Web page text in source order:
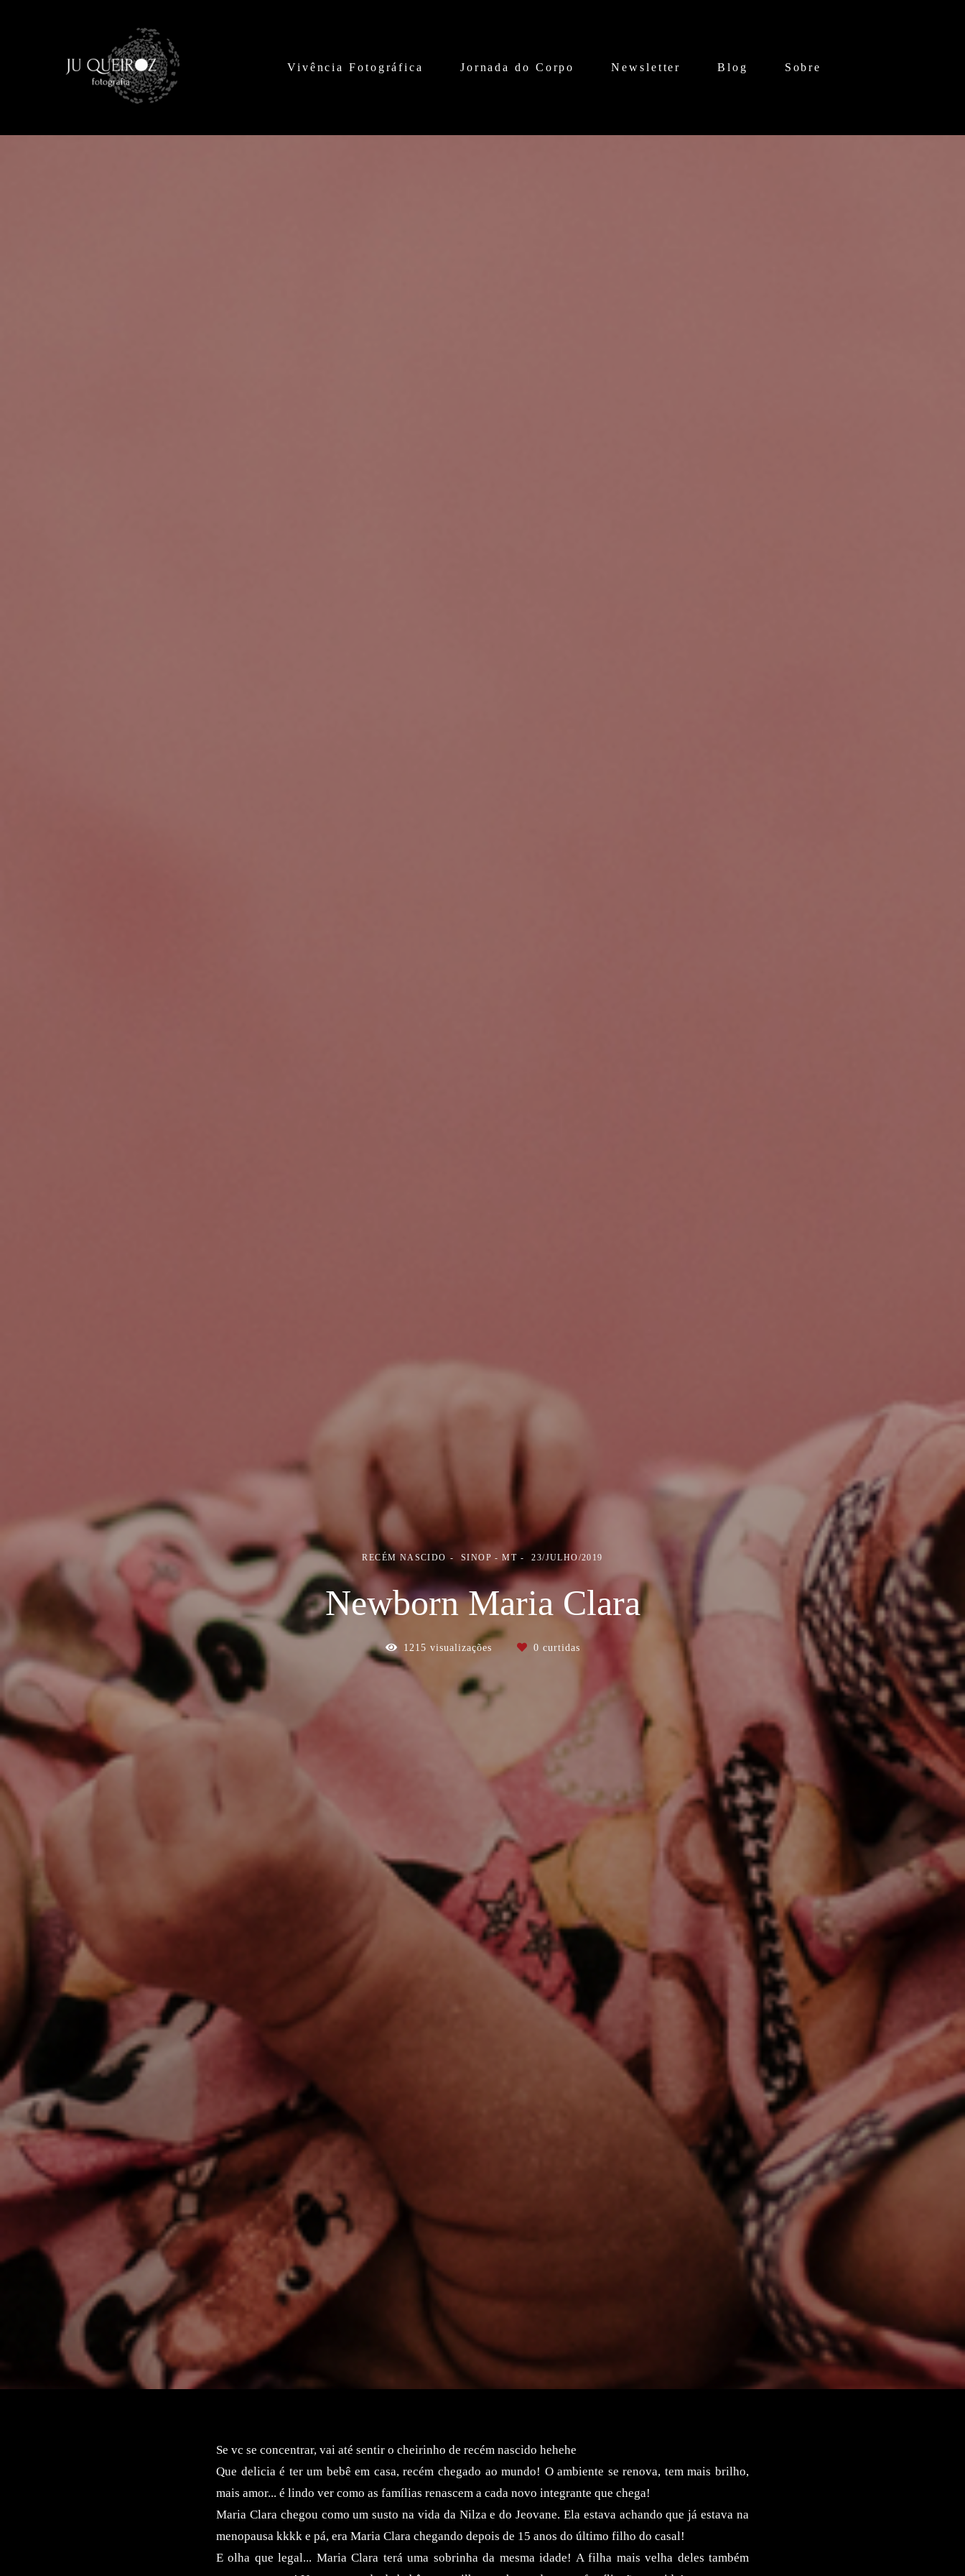
Vivência Fotográfica Jornada do Corpo Newsletter Blog Sobre
RECÉM NASCIDO SINOP - MT 23/JULHO/2019
Newborn Maria Clara
1215 visualizações 0 curtidas
Se vc se concentrar, vai até sentir o cheirinho de recém nascido hehehe
Que delicia é ter um bebê em casa, recém chegado ao mundo! O ambiente se renova, tem mais brilho,
mais amor... é lindo ver como as famílias renascem a cada novo integrante que chega!
Maria Clara chegou como um susto na vida da Nilza e do Jeovane. Ela estava achando que já estava na
menopausa kkkk e pá, era Maria Clara chegando depois de 15 anos do último filho do casal!
E olha que legal... Maria Clara terá uma sobrinha da mesma idade! A filha mais velha deles também